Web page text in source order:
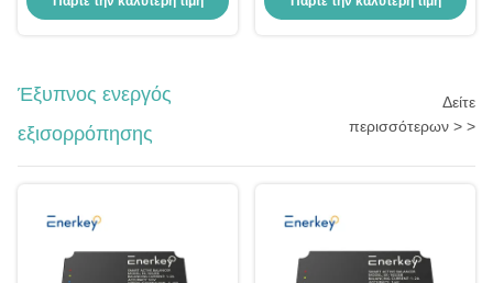
μπαταρίας λιθίου
Έξυπνος ενεργός
εξισορρόπησης
Δείτε
περισσότερων > >